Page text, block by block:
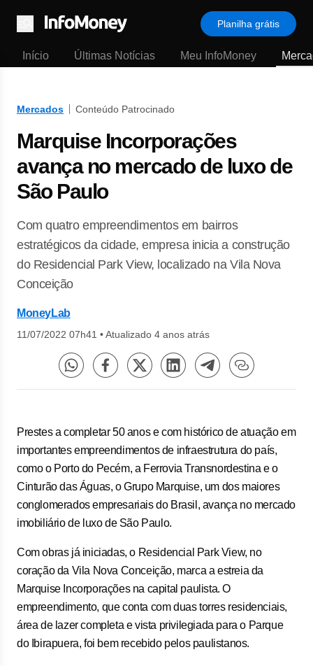
Menu
Planilha grátis
Início Últimas Notícias Meu InfoMoney
Mercados Conteúdo Patrocinado
Marquise Incorporações
avança no mercado de luxo de
São Paulo
Com quatro empreendimentos em bairros
estratégicos da cidade, empresa inicia a construção
do Residencial Park View, localizado na Vila Nova
Conceição
MoneyLab
11/07/2022 07h41 •Atualizado 4 anos atrás
Prestes a completar 50 anos e com histórico de atuação em
importantes empreendimentos de infraestrutura do país,
como o Porto do Pecém, a Ferrovia Transnordestina e o
Cinturão das Águas, o Grupo Marquise, um dos maiores
conglomerados empresariais do Brasil, avança no mercado
imobiliário de luxo de São Paulo.
Com obras já iniciadas, o Residencial Park View, no
coração da Vila Nova Conceição, marca a estreia da
Marquise Incorporações na capital paulista. O
empreendimento, que conta com duas torres residenciais,
área de lazer completa e vista privilegiada para o Parque
do Ibirapuera, foi bem recebido pelos paulistanos.